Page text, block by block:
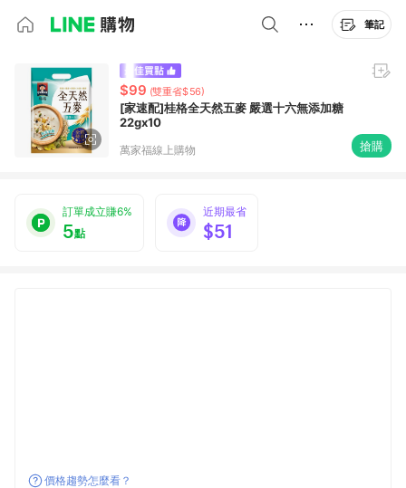
筆記
$99 (雙重省$56)
[家速配]桂格全天然五麥 嚴選十六無添加糖
22gx10
萬家福線上購物 搶購
訂單成立賺6%
5點
近期最省
$51
價格趨勢怎麼看？